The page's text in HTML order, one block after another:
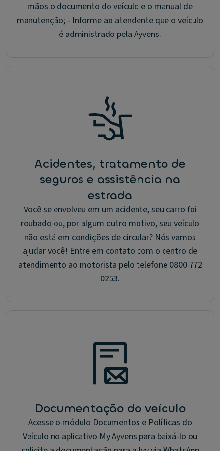
mãos o documento do veículo e o manual de
manutenção; - Informe ao atendente que o veículo
é administrado pela Ayvens.
Acidentes, tratamento de
seguros e assistência na
estrada
Você se envolveu em um acidente, seu carro foi
roubado ou, por algum outro motivo, seu veículo
não está em condições de circular? Nós vamos
ajudar você! Entre em contato com o centro de
atendimento ao motorista pelo telefone 0800 772
0253.
Documentação do veículo
Acesse o módulo Documentos e Políticas do
Veículo no aplicativo My Ayvens para baixá-lo ou